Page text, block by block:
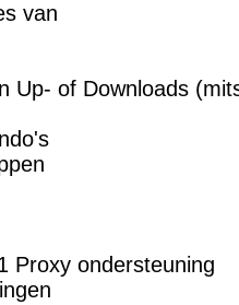
van
Up- of Downloads
Proxy ondersteuning